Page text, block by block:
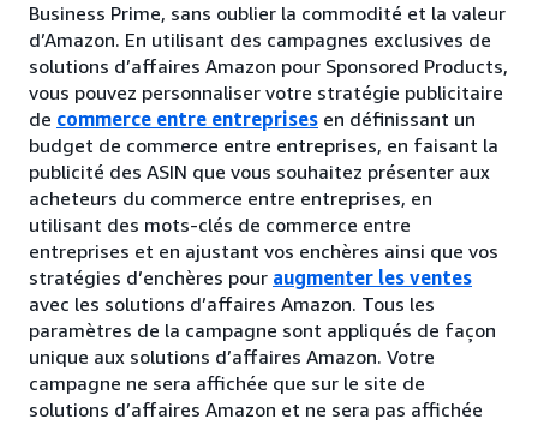
Business Prime, sans oublier la commodité et la valeur
d’Amazon. En utilisant des campagnes exclusives de
solutions d’affaires Amazon pour Sponsored Products,
vous pouvez personnaliser votre stratégie publicitaire
de commerce entre entreprises en définissant un
budget de commerce entre entreprises, en faisant la
publicité des ASIN que vous souhaitez présenter aux
acheteurs du commerce entre entreprises, en
utilisant des mots-clés de commerce entre
entreprises et en ajustant vos enchères ainsi que vos
stratégies d’enchères pour augmenter les ventes
avec les solutions d’affaires Amazon. Tous les
paramètres de la campagne sont appliqués de façon
unique aux solutions d’affaires Amazon. Votre
campagne ne sera affichée que sur le site de
solutions d’affaires Amazon et ne sera pas affichée